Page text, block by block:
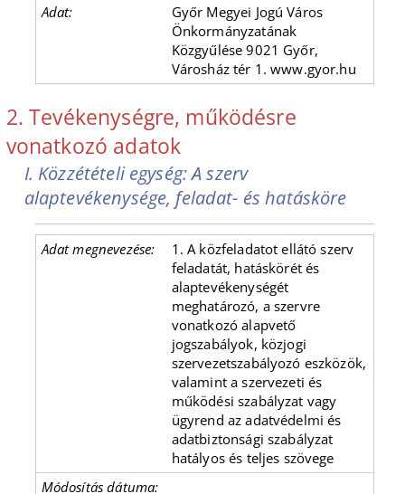
Győr Megyei Jogú Város
Önkormányzatának
Közgyűlése 9021 Győr,
Városház tér 1. www.gyor.hu
2. Tevékenységre, működésre
vonatkozó adatok
I. Közzétételi egység: A szerv
alaptevékenysége, feladat- és hatásköre
1. A közfeladatot ellátó szerv
feladatát, hatáskörét és
alaptevékenységét
meghatározó, a szervre
vonatkozó alapvető
jogszabályok, közjogi
szervezetszabályozó eszközök,
valamint a szervezeti és
működési szabályzat vagy
ügyrend az adatvédelmi és
adatbiztonsági szabályzat
hatályos és teljes szövege